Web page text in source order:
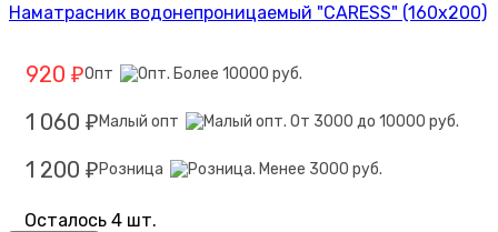
Наматрасник водонепроницаемый "CARESS" (160x200)
920 ₽Опт
1 060 ₽ Малый опт
1 200 ₽ Розница
Осталось 4 шт.